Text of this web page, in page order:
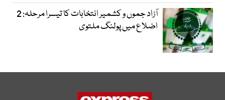
آزاد جموں و کشمیر انتخابات کا تیسرا مرحلہ: 2
اضلاع میں پولنگ ملتوی